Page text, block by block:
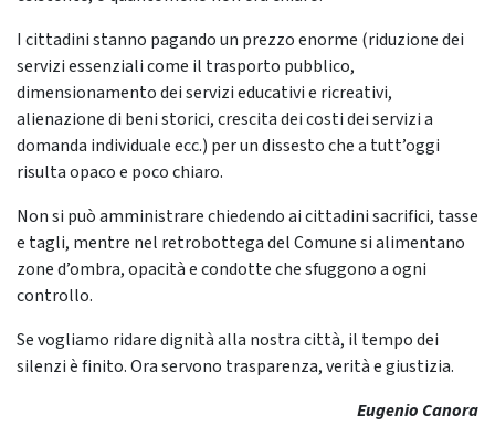
I cittadini stanno pagando un prezzo enorme (riduzione dei
servizi essenziali come il trasporto pubblico,
dimensionamento dei servizi educativi e ricreativi,
alienazione di beni storici, crescita dei costi dei servizi a
domanda individuale ecc.) per un dissesto che a tutt’oggi
risulta opaco e poco chiaro.
Non si può amministrare chiedendo ai cittadini sacrifici, tasse
e tagli, mentre nel retrobottega del Comune si alimentano
zone d’ombra, opacità e condotte che sfuggono a ogni
controllo.
Se vogliamo ridare dignità alla nostra città, il tempo dei
silenzi è finito. Ora servono trasparenza, verità e giustizia.
Eugenio Canora